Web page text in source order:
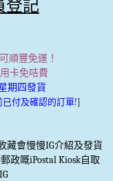
登記
順豐免運！
卡免咭費
期四發貨
已付及確認的訂單!]
藏會慢慢IG介紹及發貨
政嘅iPostal Kiosk自取